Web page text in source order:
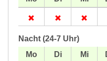
Nacht (24-7 Uhr)